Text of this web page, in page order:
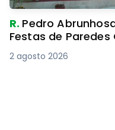
R. Pedro
Festas de Paredes
2 agosto 2026